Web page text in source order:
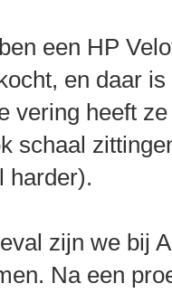
een HP
en daar
vering heeft
schaal
harder).
zijn we bij
Na een